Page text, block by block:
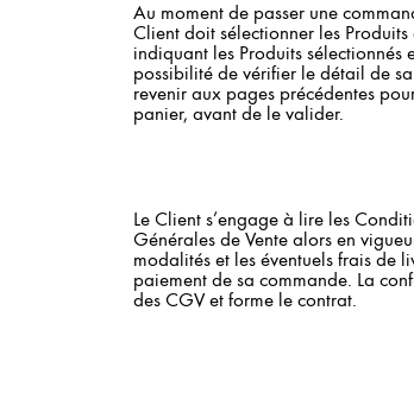
Au moment de passer une
Client doit sélectionner les
indiquant les Produits sélectionnés
possibilité de vérifier le détail de
revenir aux pages précédentes
panier, avant de le valider.
Le Client s’engage à lire les
Générales de Vente alors en
modalités et les éventuels frais de
paiement de sa commande. La
des CGV et forme le contrat.